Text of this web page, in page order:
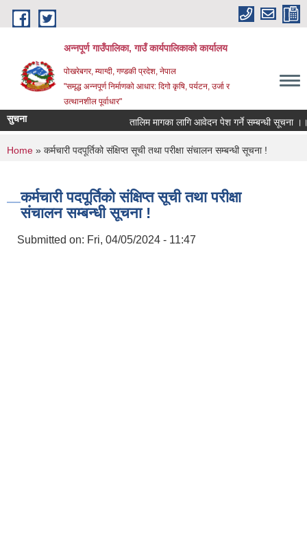
Skip to main content
अन्‍नपूर्ण गाउँपालिका, गाउँ कार्यपालिकाको कार्यालय
पोखरेबगर, म्याग्दी, गण्डकी प्रदेश, नेपाल
"समृद्ध अन्‍नपूर्ण निर्माणको आधार: दिगो कृषि, पर्यटन, उर्जा र
उत्थानशील पूर्वाधार"
सुचना तालिम मागका लागि आवेदन पेश गर्ने सम्बन्धी सूचना ।।
You are here
Home » कर्मचारी पदपूर्तिको संक्षिप्त सूची तथा परीक्षा संचालन सम्बन्धी सूचना !
कर्मचारी पदपूर्तिको संक्षिप्त सूची तथा परीक्षा
संचालन सम्बन्धी सूचना !
Submitted on: Fri, 04/05/2024 - 11:47